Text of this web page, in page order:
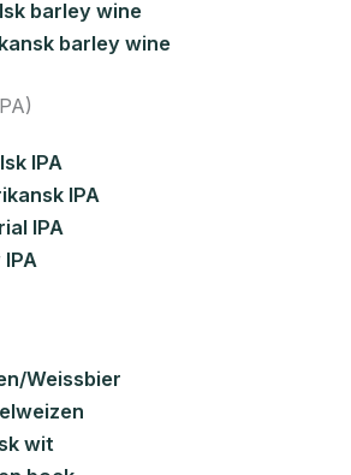
barley wine
barley wine
IPA
IPA
IPA
Weissbier
wit